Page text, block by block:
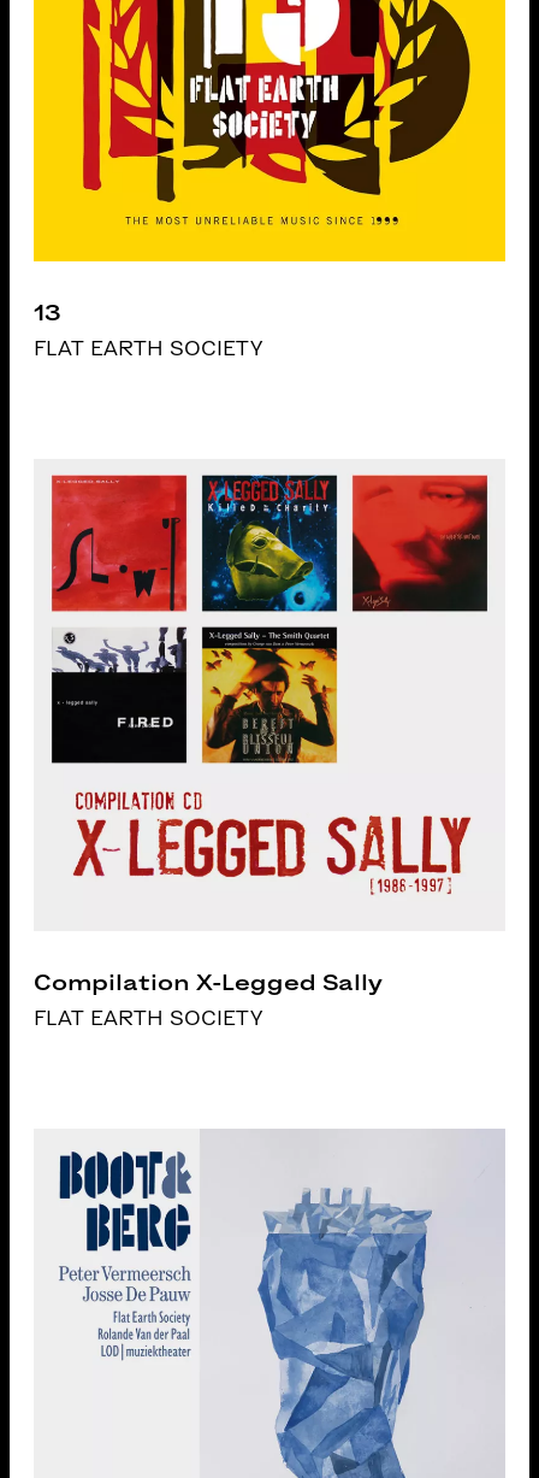
13
FLAT EARTH SOCIETY
Compilation X-Legged Sally
FLAT EARTH SOCIETY